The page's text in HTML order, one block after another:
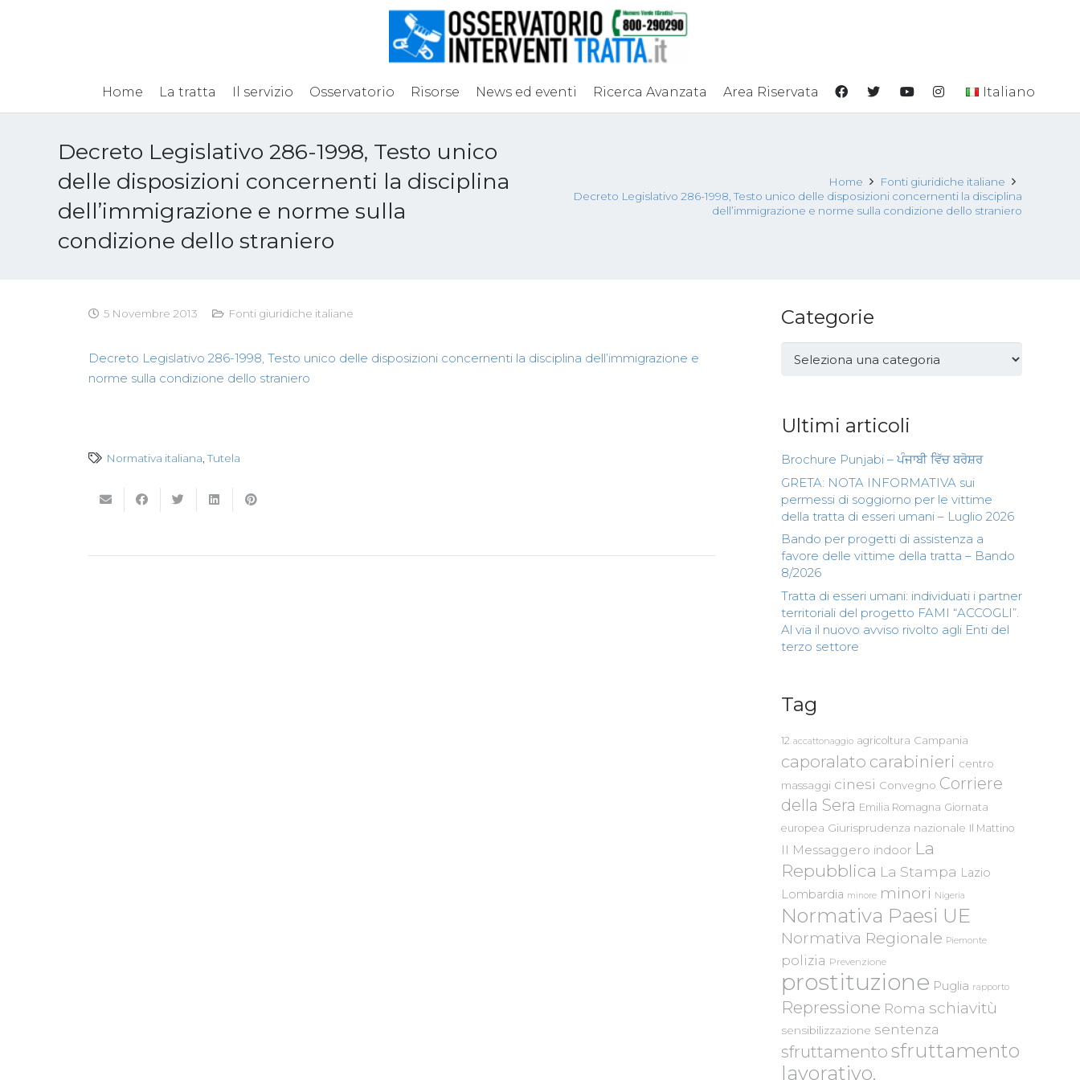
Home La tratta Il servizio Osservatorio Risorse News ed eventi Ricerca Avanzata Area Riservata Italiano
Decreto Legislativo 286-1998, Testo unico
delle disposizioni concernenti la disciplina
dell’immigrazione e norme sulla
condizione dello straniero
Home
Fonti giuridiche italiane
Decreto Legislativo 286-1998, Testo unico delle disposizioni concernenti la disciplina
dell’immigrazione e norme sulla condizione dello straniero
5 Novembre 2013 Fonti giuridiche italiane
Decreto Legislativo 286-1998, Testo unico delle disposizioni concernenti la disciplina dell’immigrazione e
norme sulla condizione dello straniero
Normativa italiana ,Tutela
Categorie
Categorie
Ultimi articoli
Brochure Punjabi – ਪੰਜਾਬੀ ਵਿੱਚ ਬਰੋਸ਼ਰ
GRETA: NOTA INFORMATIVA sui
permessi di soggiorno per le vittime
della tratta di esseri umani – Luglio 2026
Bando per progetti di assistenza a
favore delle vittime della tratta – Bando
8/2026
Tratta di esseri umani: individuati i partner
territoriali del progetto FAMI “ACCOGLI”.
Al via il nuovo avviso rivolto agli Enti del
terzo settore
Tag
12 accattonaggio agricoltura Campania
caporalato carabinieri centro
massaggi cinesi Convegno Corriere
della Sera Emilia Romagna Giornata
europea Giurisprudenza nazionale Il Mattino
Il Messaggero indoor La
Repubblica La Stampa Lazio
Lombardia minore minori Nigeria
Normativa Paesi UE
Normativa Regionale Piemonte
polizia Prevenzione
prostituzione Puglia rapporto
Repressione Roma schiavitù
sensibilizzazione sentenza
sfruttamento sfruttamento
lavorativo.